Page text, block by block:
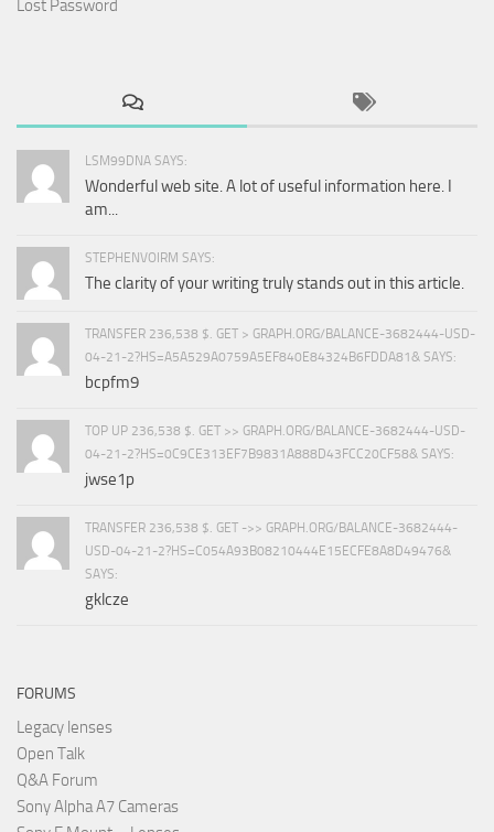
Lost Password
LSM99DNA SAYS:
Wonderful web site. A lot of useful information here. I
am...
STEPHENVOIRM SAYS:
The clarity of your writing truly stands out in this article.
TRANSFER 236,538 $. GET > GRAPH.ORG/BALANCE-3682444-USD-
04-21-2?HS=A5A529A0759A5EF840E84324B6FDDA81& SAYS:
bcpfm9
TOP UP 236,538 $. GET >> GRAPH.ORG/BALANCE-3682444-USD-
04-21-2?HS=0C9CE313EF7B9831A888D43FCC20CF58& SAYS:
jwse1p
TRANSFER 236,538 $. GET ->> GRAPH.ORG/BALANCE-3682444-
USD-04-21-2?HS=C054A93B08210444E15ECFE8A8D49476&
SAYS:
gklcze
FORUMS
Legacy lenses
Open Talk
Q&A Forum
Sony Alpha A7 Cameras